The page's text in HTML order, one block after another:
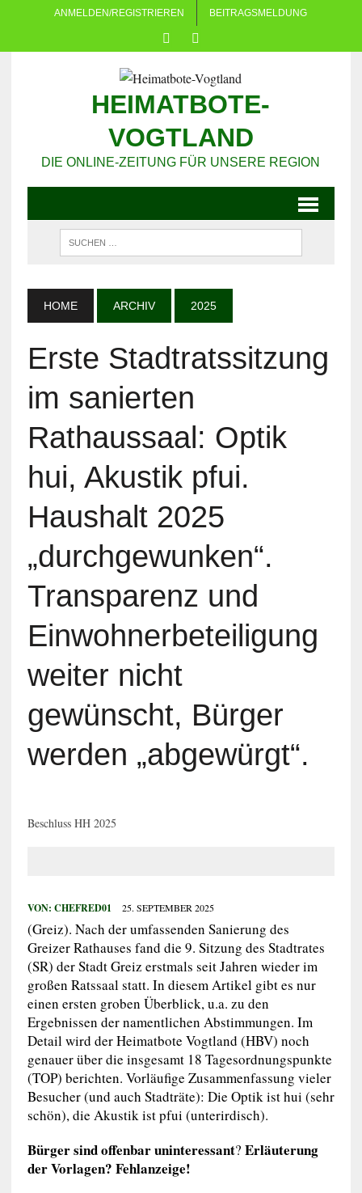
ANMELDEN/REGISTRIEREN BEITRAGSMELDUNG
HEIMATBOTE-
VOGTLAND
DIE ONLINE-ZEITUNG FÜR UNSERE REGION
HOME ARCHIV 2025
Erste Stadtratssitzung
im sanierten
Rathaussaal: Optik
hui, Akustik pfui.
Haushalt 2025
„durchgewunken“.
Transparenz und
Einwohnerbeteiligung
weiter nicht
gewünscht, Bürger
werden „abgewürgt“.
Beschluss HH 2025
VON: CHEFRED01 25. SEPTEMBER 2025
(Greiz). Nach der umfassenden Sanierung des
Greizer Rathauses fand die 9. Sitzung des Stadtrates
(SR) der Stadt Greiz erstmals seit Jahren wieder im
großen Ratssaal statt. In diesem Artikel gibt es nur
einen ersten groben Überblick, u.a. zu den
Ergebnissen der namentlichen Abstimmungen. Im
Detail wird der Heimatbote Vogtland (HBV) noch
genauer über die insgesamt 18 Tagesordnungspunkte
(TOP) berichten. Vorläufige Zusammenfassung vieler
Besucher (und auch Stadträte): Die Optik ist hui (sehr
schön), die Akustik ist pfui (unterirdisch).
Bürger sind offenbar uninteressant? Erläuterung
der Vorlagen? Fehlanzeige!